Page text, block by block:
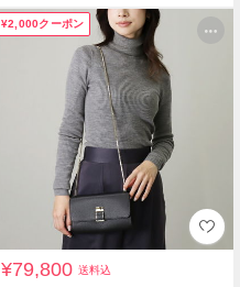
¥2,000クーポン
¥79,800送料込